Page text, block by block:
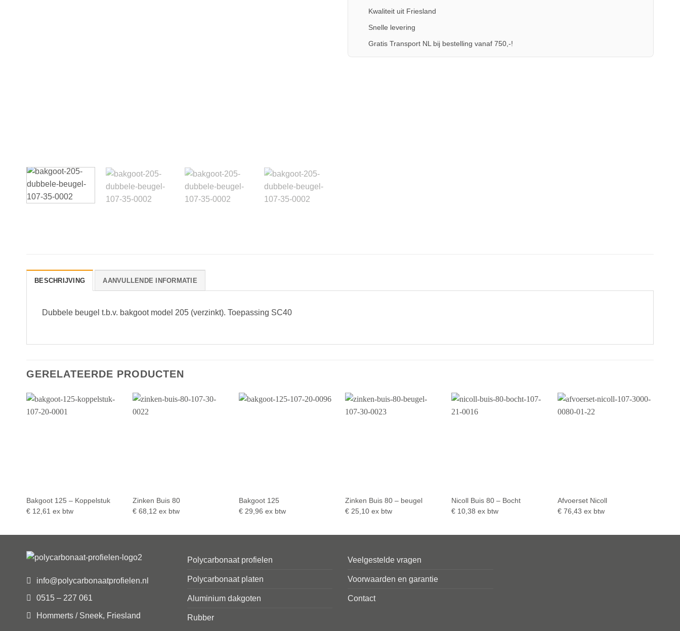
Kwaliteit uit Friesland
Snelle levering
Gratis Transport NL bij bestelling vanaf 750,-!
BESCHRIJVING AANVULLENDE INFORMATIE
Dubbele beugel t.b.v. bakgoot model 205 (verzinkt). Toepassing SC40
GERELATEERDE PRODUCTEN
Bakgoot 125 – Koppelstuk
€12,61 ex btw
Zinken Buis 80
€68,12 ex btw
Bakgoot 125
€29,96 ex btw
Zinken Buis 80 – beugel
€25,10 ex btw
Nicoll Buis 80 – Bocht
€10,38 ex btw
Afvoerset Nicoll
€76,43 ex btw
info@polycarbonaatprofielen.nl
0515 – 227 061
Hommerts / Sneek, Friesland
Polycarbonaat profielen
Polycarbonaat platen
Aluminium dakgoten
Rubber
Veelgestelde vragen
Voorwaarden en garantie
Contact